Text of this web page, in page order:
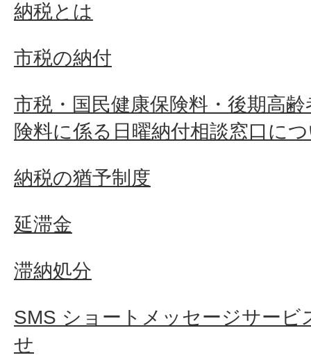
納税とは
市税の納付
市税・国民健康保険料・後期高
険料に係る日曜納付相談窓口に
納税の猶予制度
延滞金
滞納処分
SMS ショートメッセージサービ
せ